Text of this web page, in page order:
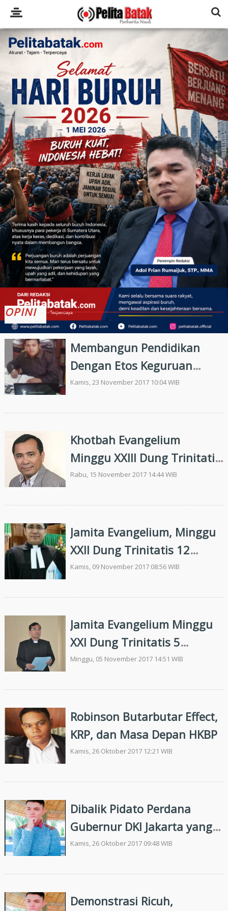
OPINI
Membangun Pendidikan
Dengan Etos Keguruan
Profesional (Refleksi Hari
Kamis, 23 November 2017 10:04 WIB
Khotbah Evangelium
Minggu XXIII Dung Trinitatis
19 Nopember 2017 Teks:
Hari Tuhan"
Rabu, 15 November 2017 14:44 WIB
Jamita Evangelium, Minggu
XXII Dung Trinitatis 12
November 2017, Turpuk:
dohot Haporseaon"
Kamis, 09 November 2017 08:56 WIB
Jamita Evangelium Minggu
XXI Dung Trinitatis 5
Nopember 2017: Mika 3: 5-
Minggu, 05 November 2017 14:51 WIB
Robinson Butarbutar Effect,
KRP, dan Masa Depan HKBP
Kamis, 26 Oktober 2017 12:21 WIB
Dibalik Pidato Perdana
Gubernur DKI Jakarta yang
Mengutip Umpasa Batak
Kamis, 26 Oktober 2017 09:48 WIB
Demonstrasi Ricuh,